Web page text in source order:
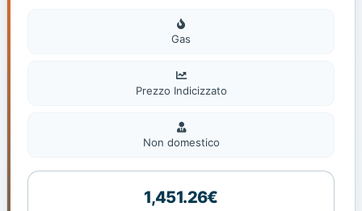
Gas
Gas
Prezzo Indicizzato
Non
domestic
Non domestico
1,451.26€